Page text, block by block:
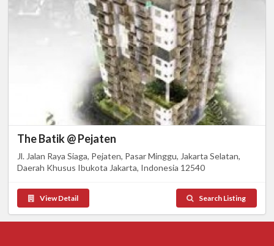
The Batik @ Pejaten
Jl. Jalan Raya Siaga, Pejaten, Pasar Minggu, Jakarta Selatan,
Daerah Khusus Ibukota Jakarta, Indonesia 12540
View Detail Search Listing